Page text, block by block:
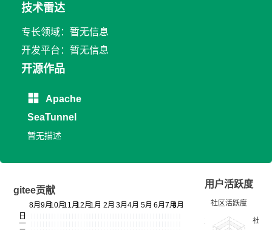
技术雷达
专长领域：暂无信息
开发平台：暂无信息
开源作品
Apache
SeaTunnel
暂无描述
gitee贡献
用户活跃度